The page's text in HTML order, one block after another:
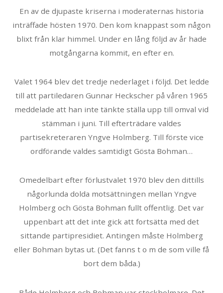
En av de djupaste kriserna i moderaternas historia
inträffade hösten 1970. Den kom knappast som någon
blixt från klar himmel. Under en lång följd av år hade
motgångarna kommit, en efter en.
Valet 1964 blev det tredje nederlaget i följd. Det ledde
till att partiledaren Gunnar Heckscher på våren 1965
meddelade att han inte tänkte ställa upp till omval vid
stämman i juni. Till efterträdare valdes
partisekreteraren Yngve Holmberg. Till förste vice
ordförande valdes samtidigt Gösta Bohman…
Omedelbart efter förlustvalet 1970 blev den dittills
någorlunda dolda motsättningen mellan Yngve
Holmberg och Gösta Bohman fullt offentlig. Det var
uppenbart att det inte gick att fortsätta med det
sittande partipresidiet. Antingen måste Holmberg
eller Bohman bytas ut. (Det fanns t o m de som ville få
bort dem båda.)